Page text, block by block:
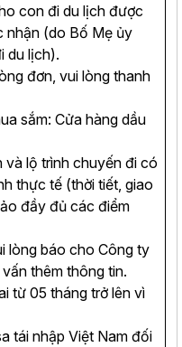
con đi du lịch được
nhận (do Bố Mẹ ủy
du lịch).
đơn, vui lòng thanh
sắm: Cửa hàng dầu
và lộ trình chuyến đi có
thực tế (thời tiết, giao
đầy đủ các điểm
lòng báo cho Công ty
thêm thông tin.
từ 05 tháng trở lên vì
tái nhập Việt Nam đối